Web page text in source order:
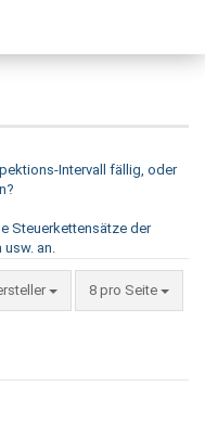
Intervall fällig, oder
Steuerkettensätze der
usw. an.
8 pro Seite